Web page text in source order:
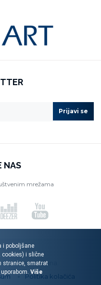
Prijavi se
NAS
mrežama
prava pridržana.
Politika kolačića
i poboljšane
i slične
stranice, smatrat
Više